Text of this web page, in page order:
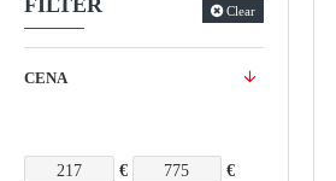
FILTER Clear
CENA
€ €